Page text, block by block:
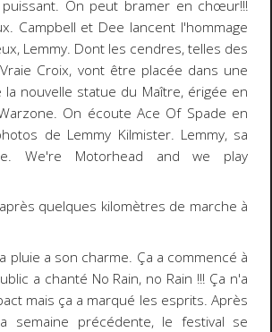
puissant. On peut bramer en chœur!!!
Campbell et Dee lancent l'hommage
Lemmy. Dont les cendres, telles des
Croix, vont être placée dans une
nouvelle statue du Maître, érigée en
On écoute Ace Of Spade en
de Lemmy Kilmister. Lemmy, sa
We're Motorhead and we play
quelques kilomètres de marche à
pluie a son charme. Ça a commencé à
a chanté No Rain, no Rain !!! Ça n'a
mais ça a marqué les esprits. Après
semaine précédente, le festival se